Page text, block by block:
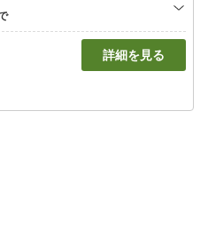
詳細を見る